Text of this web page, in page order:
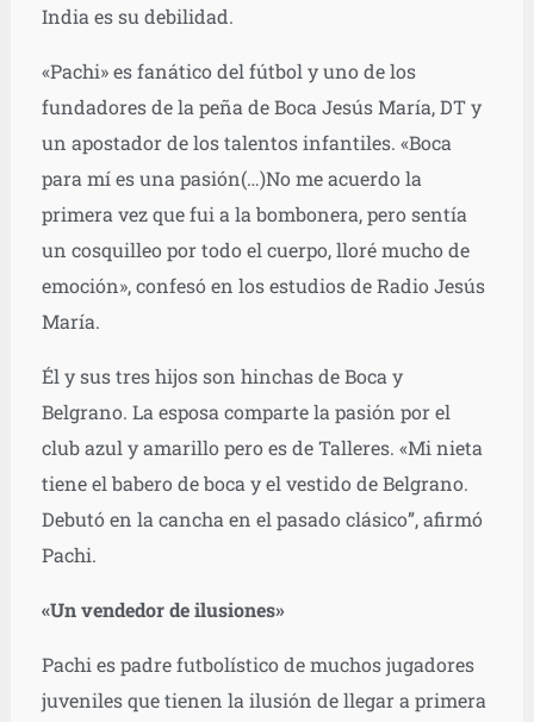
India es su debilidad.
«Pachi» es fanático del fútbol y uno de los
fundadores de la peña de Boca Jesús María, DT y
un apostador de los talentos infantiles. «Boca
para mí es una pasión(…)No me acuerdo la
primera vez que fui a la bombonera, pero sentía
un cosquilleo por todo el cuerpo, lloré mucho de
emoción», confesó en los estudios de Radio Jesús
María.
Él y sus tres hijos son hinchas de Boca y
Belgrano. La esposa comparte la pasión por el
club azul y amarillo pero es de Talleres. «Mi nieta
tiene el babero de boca y el vestido de Belgrano.
Debutó en la cancha en el pasado clásico”, afirmó
Pachi.
«Un vendedor de ilusiones»
Pachi es padre futbolístico de muchos jugadores
juveniles que tienen la ilusión de llegar a primera